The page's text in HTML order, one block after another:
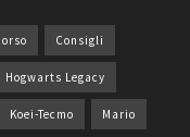
Consigli
Hogwarts Legacy
Koei-Tecmo Mario